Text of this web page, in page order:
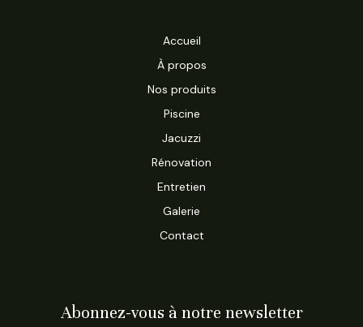
Accueil
À propos
Nos produits
Piscine
Jacuzzi
Rénovation
Entretien
Galerie
Contact
Abonnez-vous à notre newsletter